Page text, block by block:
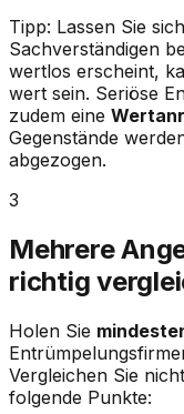
Tipp: Lassen Sie
Sachverständigen
wertlos erscheint,
wert sein. Seriöse
zudem eine
Gegenstände
abgezogen.
3
Mehrere
richtig
Holen Sie
Vergleichen Sie
folgende Punkte: